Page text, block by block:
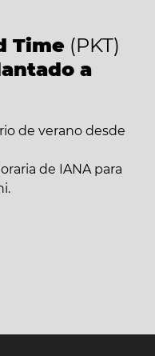
Time (PKT)
a
de verano desde
de IANA para